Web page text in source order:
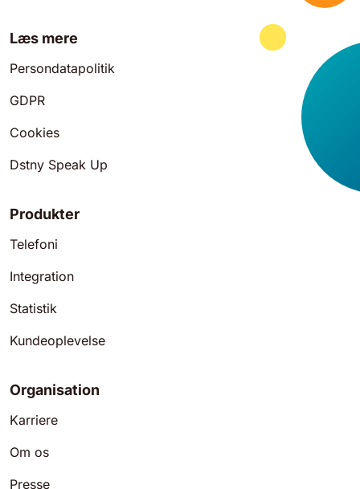
Læs mere
Persondatapolitik
GDPR
Cookies
Dstny Speak Up
Produkter
Telefoni
Integration
Statistik
Kundeoplevelse
Organisation
Karriere
Om os
Presse